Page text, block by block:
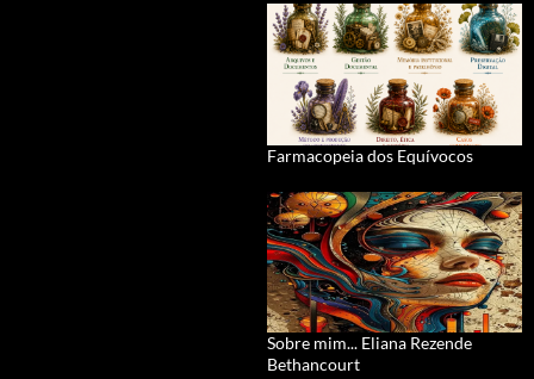
Farmacopeia dos Equívocos
Sobre mim... Eliana Rezende
Bethancourt